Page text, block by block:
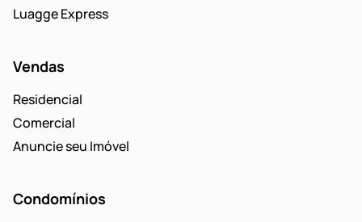
Luagge Express
Vendas
Residencial
Comercial
Anuncie seu Imóvel
Condomínios